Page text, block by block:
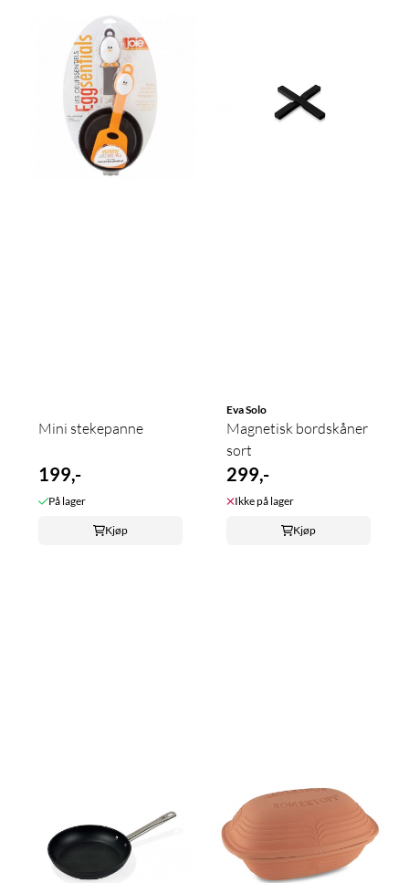
Mini stekepanne
199,-
På lager
Kjøp
Eva Solo
Magnetisk bordskåner
sort
299,-
Ikke på lager
Kjøp